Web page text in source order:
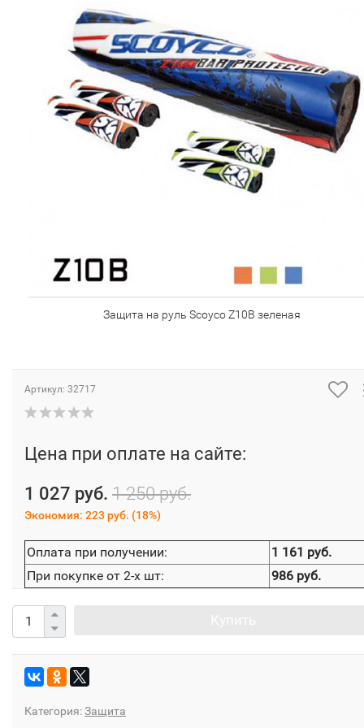
Защита на руль Scoyco Z10В зеленая
Артикул: 32717
Цена при оплате на сайте:
1 027 руб. 1 250 руб.
Экономия: 223 руб. (18%)
Оплата при получении:
1 161 руб.
При покупке от 2-х шт:
986 руб.
Категория:Защита